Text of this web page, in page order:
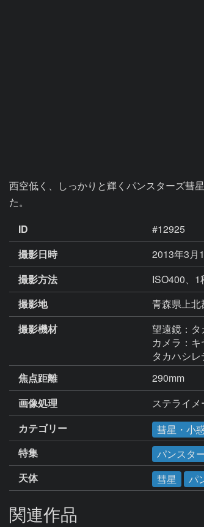
西空低く、しっかりと輝くパンスターズ彗
た。
ID
#12925
撮影日時
2013年3月
撮影方法
ISO400、1
撮影地
青森県上
撮影機材
望遠鏡：タ
カメラ：キ
タカハシ
焦点距離
290mm
画像処理
ステライ
カテゴリー
彗星・小
特集
パンスタ
天体
彗星 パ
関連作品